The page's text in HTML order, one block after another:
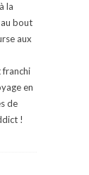
la
bout
aux
franchi
en
de
!